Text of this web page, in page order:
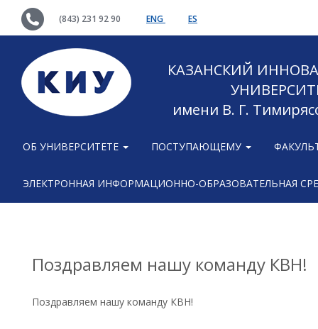
(843) 231 92 90 ENG ES
КАЗАНСКИЙ
имени В. Г.
ОБ УНИВЕРСИТЕТЕ ПОСТУПАЮЩЕМУ
ЭЛЕКТРОННАЯ ИНФОРМАЦИОННО-ОБРАЗОВАТЕЛЬНАЯ
Поздравляем нашу команду КВН!
Поздравляем нашу команду КВН!